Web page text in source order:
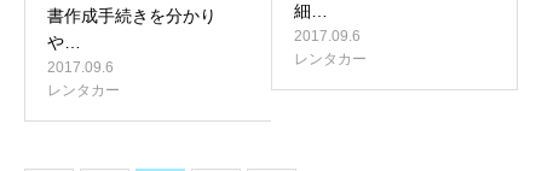
書作成手続きを分かり
や…
2017.09.6
レンタカー
細…
2017.09.6
レンタカー